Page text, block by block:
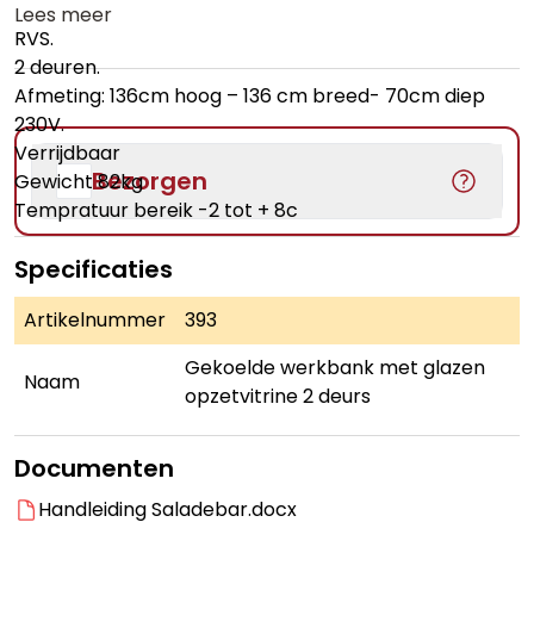
RVS.
2 deuren.
Afmeting: 136cm hoog – 136 cm breed- 70cm diep
230V.
Verrijdbaar
Gewicht 82kg
Tempratuur bereik -2 tot + 8c
Lees meer
Bezorgen
Specificaties
Artikelnummer 393
Naam
Gekoelde werkbank met glazen
opzetvitrine 2 deurs
Documenten
Handleiding Saladebar.docx